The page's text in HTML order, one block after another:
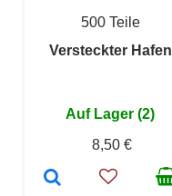
500 Teile
Versteckter Hafen
Auf Lager (2)
8,50 €